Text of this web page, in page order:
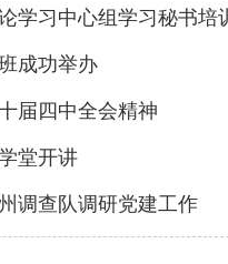
学习中心组学习秘书培
成功举办
届四中全会精神
堂开讲
调查队调研党建工作